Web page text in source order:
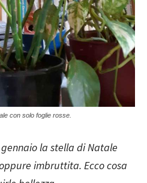
con solo foglie rosse.
la stella di Natale
imbruttita. Ecco cosa